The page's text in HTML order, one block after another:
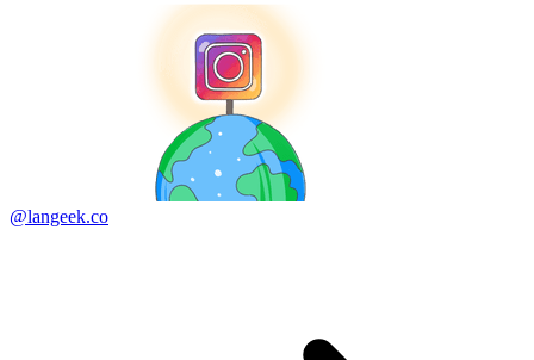
@langeek.co